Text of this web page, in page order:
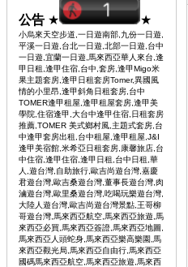
公告 ★ ★
小烏來天空步道,一日遊南部,九份一日遊,
平溪一日遊,台北一日遊,北部一日遊,台中
一日遊,宜蘭一日遊,馬來西亞華人來台,逢
甲日租,逢甲住宿,台中,套房,逢甲Migo米
果主題套房,逢甲日租套房Tomer,異國風
情的小里昂,逢甲斜角日租套房,台中
TOMER逢甲租屋,逢甲租屋套房,逢甲美
學院,住宿逢甲,大台中逢甲住宿,日租套房
推薦,TOMER 美式鄉村風,主題式套房,台
中逢甲套房出租,台中租屋,逢甲租屋,J&I
逢甲美宿館,米希亞日租套房,康馨旅店,台
中住宿,逢甲住宿,逢甲日租,台中日租,華
人,遊台灣,自助旅行,歐吉尚遊台灣,嘉慶
君遊台灣,歐吉桑遊台灣,董事長遊台灣,肉
滷遊台灣,歐里桑遊台灣,吃喝玩樂遊台灣,
大陸人遊台灣,歐吉尚遊台灣景點,王哥柳
哥遊台灣,馬來西亞航空,馬來西亞旅遊,馬
來西亞必買,馬來西亞簽證,馬來西亞地圖,
馬來西亞人頭蛇身,馬來西亞樂高樂園,馬
來西亞觀光局,馬來西亞自由行,馬來西亞
國碼馬來西亞航空,馬來西亞旅遊,馬來西